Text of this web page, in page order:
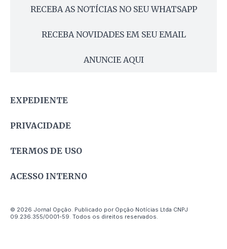
RECEBA AS NOTÍCIAS NO SEU WHATSAPP
RECEBA NOVIDADES EM SEU EMAIL
ANUNCIE AQUI
EXPEDIENTE
PRIVACIDADE
TERMOS DE USO
ACESSO INTERNO
© 2026 Jornal Opção. Publicado por Opção Notícias Ltda CNPJ
09.236.355/0001-59. Todos os direitos reservados.